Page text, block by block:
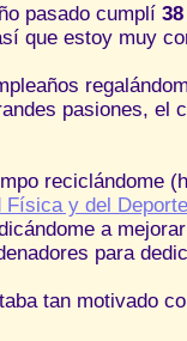
pasado cumplí
que estoy muy
pasiones, el
reciclándome
Física y del Deporte
a
para
tan motivado